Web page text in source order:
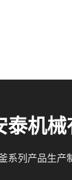
泰机械
系列产品生产